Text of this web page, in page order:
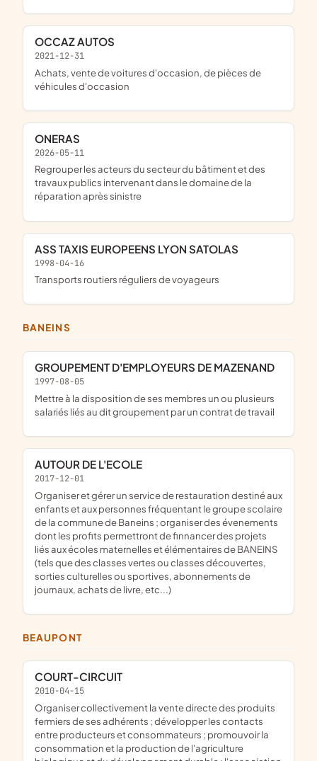
OCCAZ AUTOS
2021-12-31
achats, vente de voitures d'occasion, de pièces de
véhicules d'occasion
ONERAS
2026-05-11
regrouper les acteurs du secteur du bâtiment et des
travaux publics intervenant dans le domaine de la
réparation après sinistre
ASS TAXIS EUROPEENS LYON SATOLAS
1998-04-16
Transports routiers réguliers de voyageurs
BANEINS
GROUPEMENT D'EMPLOYEURS DE MAZENAND
1997-08-05
mettre à la disposition de ses membres un ou plusieurs
salariés liés au dit groupement par un contrat de travail
AUTOUR DE L'ECOLE
2017-12-01
organiser et gérer un service de restauration destiné aux
enfants et aux personnes fréquentant le groupe scolaire
de la commune de Baneins ; organiser des évenements
dont les profits permettront de finnancer des projets
liés aux écoles maternelles et élémentaires de BANEINS
(tels que des classes vertes ou classes découvertes,
sorties culturelles ou sportives, abonnements de
journaux, achats de livre, etc...)
BEAUPONT
COURT-CIRCUIT
2010-04-15
organiser collectivement la vente directe des produits
fermiers de ses adhérents ; développer les contacts
entre producteurs et consommateurs ; promouvoir la
consommation et la production de l'agriculture